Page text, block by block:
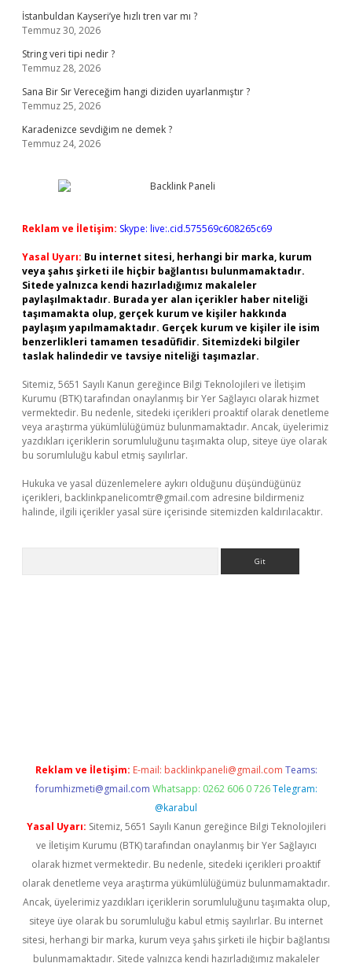
İstanbuldan Kayseri’ye hızlı tren var mı ?
Temmuz 30, 2026
String veri tipi nedir ?
Temmuz 28, 2026
Sana Bir Sır Vereceğim hangi diziden uyarlanmıştır ?
Temmuz 25, 2026
Karadenizce sevdiğim ne demek ?
Temmuz 24, 2026
Reklam ve İletişim: Skype: live:.cid.575569c608265c69
Yasal Uyarı: Bu internet sitesi, herhangi bir marka, kurum
veya şahıs şirketi ile hiçbir bağlantısı bulunmamaktadır.
Sitede yalnızca kendi hazırladığımız makaleler
paylaşılmaktadır. Burada yer alan içerikler haber niteliği
taşımamakta olup, gerçek kurum ve kişiler hakkında
paylaşım yapılmamaktadır. Gerçek kurum ve kişiler ile isim
benzerlikleri tamamen tesadüfidir. Sitemizdeki bilgiler
taslak halindedir ve tavsiye niteliği taşımazlar.
Sitemiz, 5651 Sayılı Kanun gereğince Bilgi Teknolojileri ve İletişim
Kurumu (BTK) tarafından onaylanmış bir Yer Sağlayıcı olarak hizmet
vermektedir. Bu nedenle, sitedeki içerikleri proaktif olarak denetleme
veya araştırma yükümlülüğümüz bulunmamaktadır. Ancak, üyelerimiz
yazdıkları içeriklerin sorumluluğunu taşımakta olup, siteye üye olarak
bu sorumluluğu kabul etmiş sayılırlar.
Hukuka ve yasal düzenlemelere aykırı olduğunu düşündüğünüz
içerikleri, backlinkpanelicomtr@gmail.com adresine bildirmeniz
halinde, ilgili içerikler yasal süre içerisinde sitemizden kaldırılacaktır.
Reklam ve İletişim: E-mail: backlinkpaneli@gmail.com Teams:
forumhizmeti@gmail.com Whatsapp: 0262 606 0 726 Telegram:
@karabul
Yasal Uyarı: Sitemiz, 5651 Sayılı Kanun gereğince Bilgi Teknolojileri
ve İletişim Kurumu (BTK) tarafından onaylanmış bir Yer Sağlayıcı
olarak hizmet vermektedir. Bu nedenle, sitedeki içerikleri proaktif
olarak denetleme veya araştırma yükümlülüğümüz bulunmamaktadır.
Ancak, üyelerimiz yazdıkları içeriklerin sorumluluğunu taşımakta olup,
siteye üye olarak bu sorumluluğu kabul etmiş sayılırlar. Bu internet
sitesi, herhangi bir marka, kurum veya şahıs şirketi ile hiçbir bağlantısı
bulunmamaktadır. Sitede yalnızca kendi hazırladığımız makaleler